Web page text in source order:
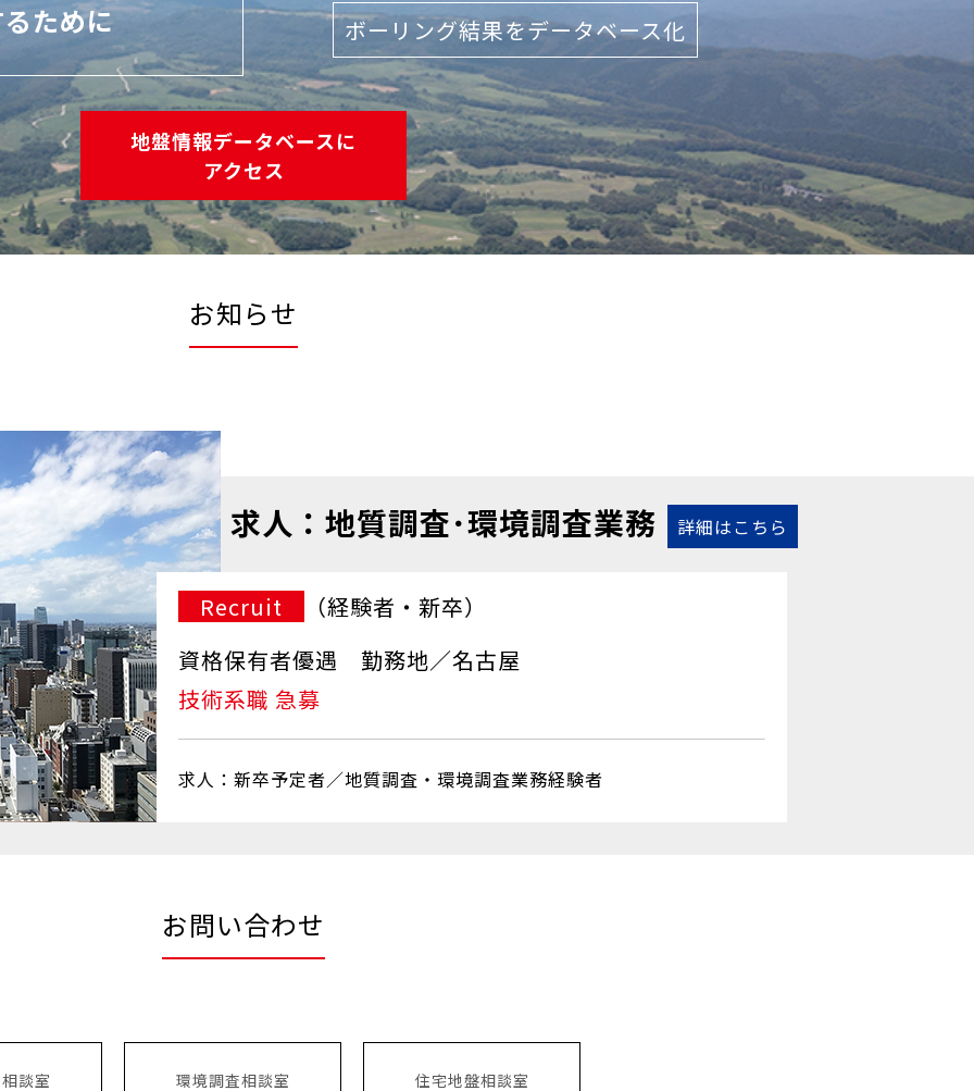
ために ボーリング結果をデータベース化
地盤情報データベースに
アクセス
お知らせ
Recruit
（経験者・新卒）
資格保有者優遇 勤務地／名古屋
技術系職 急募
求人：新卒予定者／地質調査・環境調査業務経験者
求人：地質調査･環境調査業務 詳細はこちら
お問い合わせ
談室 環境調査相談室 住宅地盤相談室